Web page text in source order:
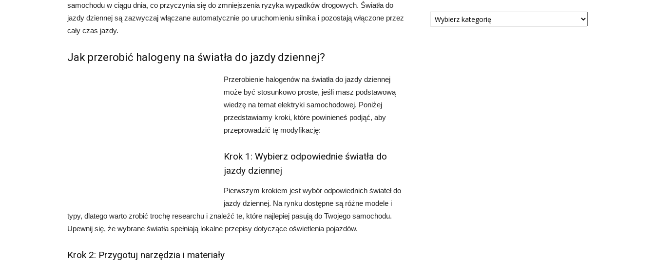
samochodu w ciągu dnia, co przyczynia się do zmniejszenia ryzyka wypadków drogowych. Światła do
jazdy dziennej są zazwyczaj włączane automatycznie po uruchomieniu silnika i pozostają włączone przez
cały czas jazdy.
Jak przerobić halogeny na światła do jazdy dziennej?
Przerobienie halogenów na światła do jazdy dziennej
może być stosunkowo proste, jeśli masz podstawową
wiedzę na temat elektryki samochodowej. Poniżej
przedstawiamy kroki, które powinieneś podjąć, aby
przeprowadzić tę modyfikację:
Krok 1: Wybierz odpowiednie światła do
jazdy dziennej
Pierwszym krokiem jest wybór odpowiednich świateł do
jazdy dziennej. Na rynku dostępne są różne modele i
typy, dlatego warto zrobić trochę researchu i znaleźć te, które najlepiej pasują do Twojego samochodu.
Upewnij się, że wybrane światła spełniają lokalne przepisy dotyczące oświetlenia pojazdów.
Krok 2: Przygotuj narzędzia i materiały
Kategorie